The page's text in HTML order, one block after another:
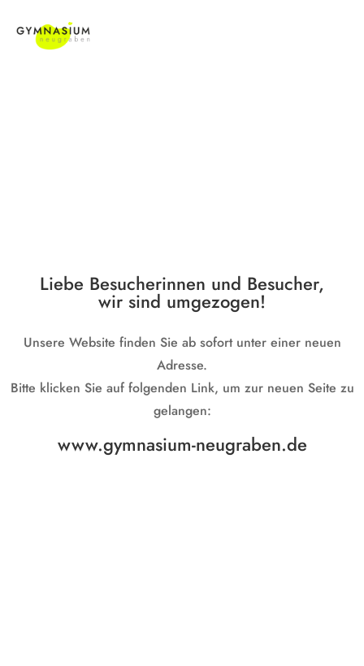
Liebe Besucherinnen und Besucher,
wir sind umgezogen!
Unsere Website finden Sie ab sofort unter einer neuen
Adresse.
Bitte klicken Sie auf folgenden Link, um zur neuen Seite zu
gelangen:
www.gymnasium-neugraben.de